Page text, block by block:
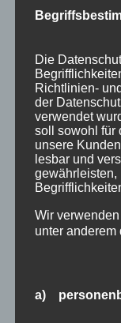
Zeiten von
Ab dem 01.
ein Türchen
Die
Dezember
Werktag auf
Rätselseiten…
Machen Sie
geht´s zum
kommen
Die
Richtlinien-
der
verwendet
soll sowohl für
unsere
lesbar und
gewährleisten,
Wir
unter anderem
a)